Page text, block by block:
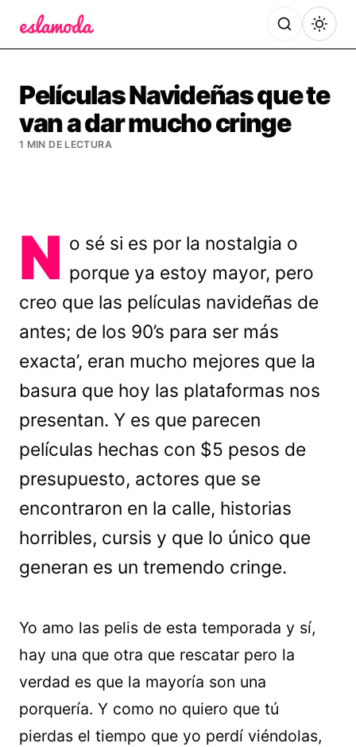
Películas Navideñas que te
van a dar mucho cringe
1 MIN DE LECTURA
N o sé si es por la nostalgia o
porque ya estoy mayor, pero
creo que las películas navideñas de
antes; de los 90’s para ser más
exacta’, eran mucho mejores que la
basura que hoy las plataformas nos
presentan. Y es que parecen
películas hechas con $5 pesos de
presupuesto, actores que se
encontraron en la calle, historias
horribles, cursis y que lo único que
generan es un tremendo cringe.
Yo amo las pelis de esta temporada y sí,
hay una que otra que rescatar pero la
verdad es que la mayoría son una
porquería. Y como no quiero que tú
pierdas el tiempo que yo perdí viéndolas,